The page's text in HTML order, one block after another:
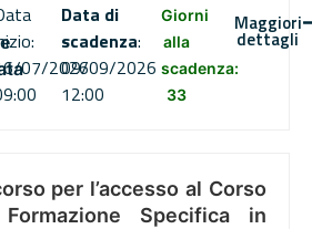
07/2026
Data di
scadenza:
09/09/2026
12:00
Giorni
alla
scadenza:
33
Maggiori
dettagli
per l’accesso al Corso
Specifica in